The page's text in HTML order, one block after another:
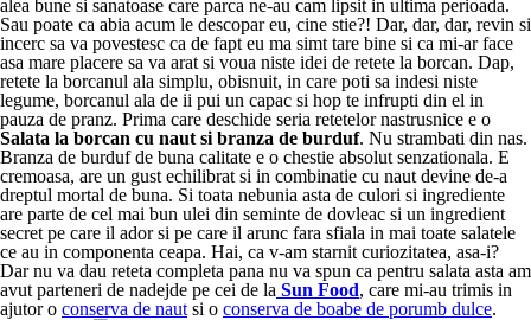
alea bune si sanatoase care parca ne-au cam lipsit in ultima perioada.
Sau poate ca abia acum le descopar eu, cine stie?! Dar, dar, dar, revin si
incerc sa va povestesc ca de fapt eu ma simt tare bine si ca mi-ar face
asa mare placere sa va arat si voua niste idei de retete la borcan. Dap,
retete la borcanul ala simplu, obisnuit, in care poti sa indesi niste
legume, borcanul ala de ii pui un capac si hop te infrupti din el in
pauza de pranz. Prima care deschide seria retetelor nastrusnice e o
Salata la borcan cu naut si branza de burduf. Nu strambati din nas.
Branza de burduf de buna calitate e o chestie absolut senzationala. E
cremoasa, are un gust echilibrat si in combinatie cu naut devine de-a
dreptul mortal de buna. Si toata nebunia asta de culori si ingrediente
are parte de cel mai bun ulei din seminte de dovleac si un ingredient
secret pe care il ador si pe care il arunc fara sfiala in mai toate salatele
ce au in componenta ceapa. Hai, ca v-am starnit curiozitatea, asa-i?
Dar nu va dau reteta completa pana nu va spun ca pentru salata asta am
avut parteneri de nadejde pe cei de la Sun Food, care mi-au trimis in
ajutor o conserva de naut si o conserva de boabe de porumb dulce.